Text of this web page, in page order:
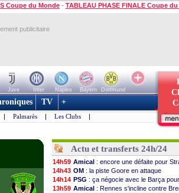
Coupe du Monde - TABLEAU PHASE FINALE Coupe
publicitaire
Juve Inter Naples Bayern
Dortmund
TV +
| Palmarès | Les Clubs |
Actu et transferts 24h/24
14h59 Amical : encore une défaite pour
14h43 OM : la piste Goore en attaque
14h14 PSG : ça négocie avec le Barça
13h59 Amical : Rennes s'incline contre